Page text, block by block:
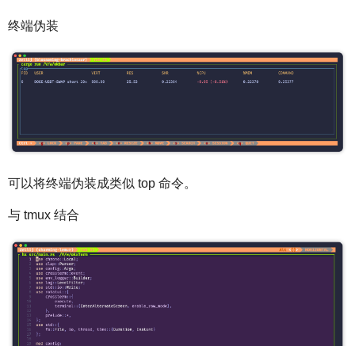
终端伪装
可以将终端伪装成类似 top 命令。
与 tmux 结合